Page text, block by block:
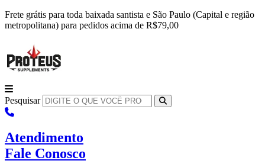
Ir
para
conteúdo
Frete grátis para toda baixada santista e São Paulo (Capital e região
metropolitana) para pedidos acima de R$79,00
Pesquisar
Atendimento
Fale Conosco